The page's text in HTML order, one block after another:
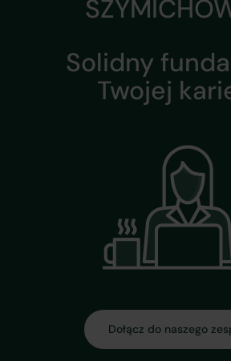
Solidny
Twojej
Dołącz do naszego